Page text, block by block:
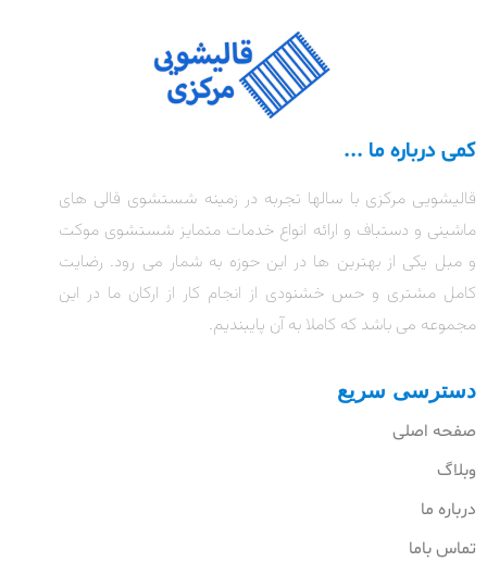
کمی درباره ما ...
قالیشویی مرکزی با سالها تجربه در زمینه شستشوی قالی های
ماشینی و دستباف و ارائه انواع خدمات متمایز شستشوی موکت
و مبل یکی از بهترین ها در این حوزه به شمار می رود. رضایت
کامل مشتری و حس خشنودی از انجام کار از ارکان ما در این
مجموعه می باشد که کاملا به آن پایبندیم.
دسترسی سریع
صفحه اصلی
وبلاگ
درباره ما
تماس باما